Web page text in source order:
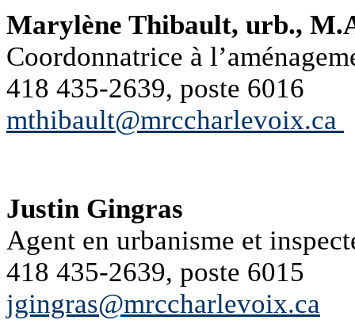
Marylène Thibault, urb.,
Coordonnatrice à
418 435-2639, poste 6016
mthibault@mrccharlevoix.ca
Justin Gingras
Agent en urbanisme et
418 435-2639, poste 6015
jgingras@mrccharlevoix.ca